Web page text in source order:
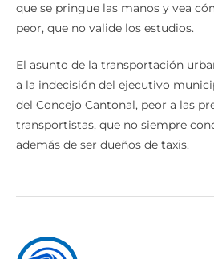
que se pringue las manos y vea
peor, que no valide los estudios.
El asunto de la transportación
a la indecisión del ejecutivo
del Concejo Cantonal, peor a las
transportistas, que no siempre
además de ser dueños de taxis.